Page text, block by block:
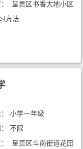
呈贡区书香大地小区
方法
小学一年级
不限
呈贡区斗南街道花田